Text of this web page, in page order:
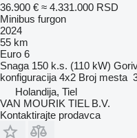
36.900 € ≈ 4.331.000 RSD
Minibus furgon
2024
55 km
Euro 6
Snaga 150 k.s. (110 kW)
konfiguracija 4x2 Broj mesta
Holandija, Tiel
VAN MOURIK TIEL B.V.
Kontaktirajte prodavca